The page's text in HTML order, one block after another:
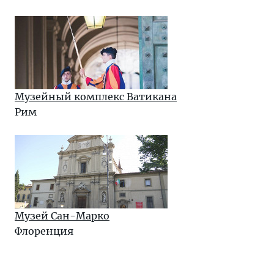
Музейный комплекс Ватикана
Рим
Музей Сан-Марко
Флоренция